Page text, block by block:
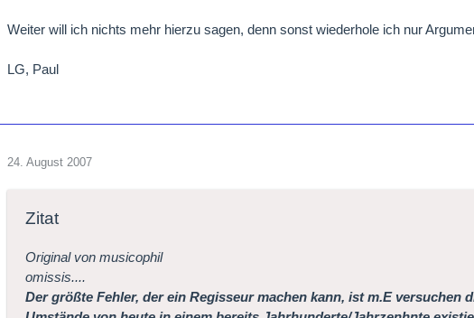
Weiter will ich nichts mehr hierzu sagen, denn sonst wiederhole ich nur
LG, Paul
24. August 2007
Zitat
Original von musicophil
omissis....
Der größte Fehler, der ein Regisseur machen kann, ist m.E